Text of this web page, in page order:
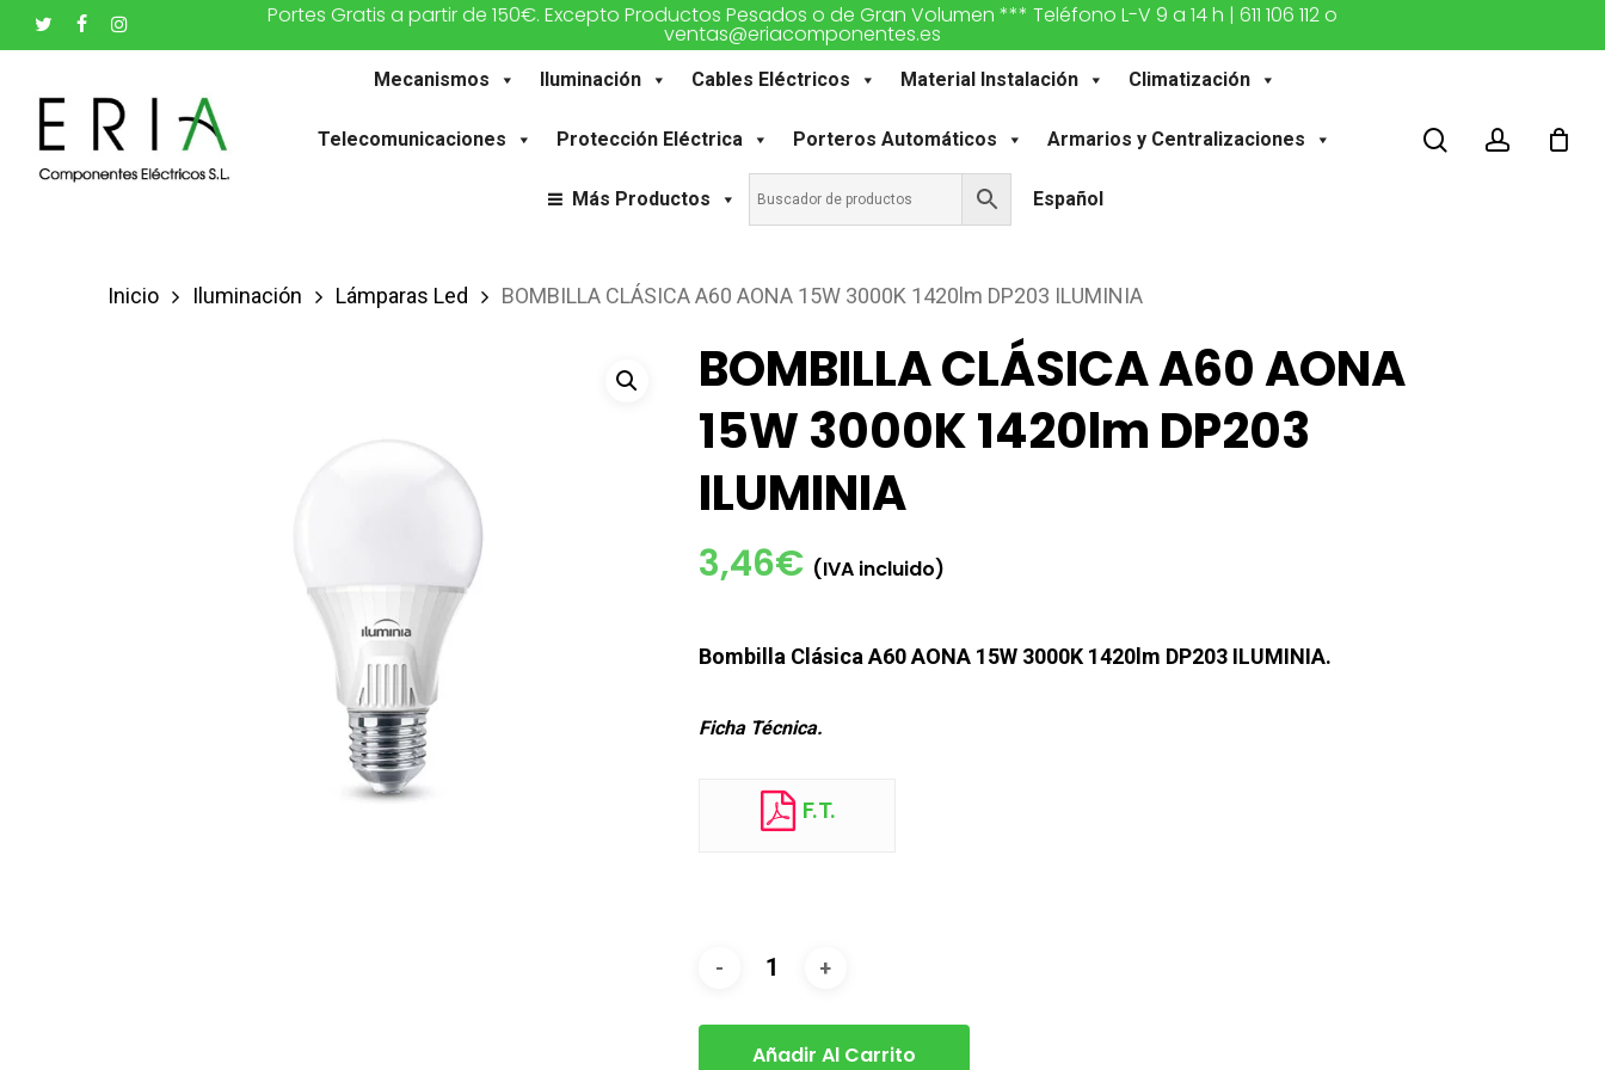
Saltar
al
contenido
principal
twitter facebookinstagram Portes Gratis a partir de 150€. Excepto Productos Pesados o de Gran Volumen *** Teléfono L-V 9 a 14 h | 611 106 112 o
ventas@eriacomponentes.es
Mecanismos Iluminación Cables Eléctricos Material Instalación Climatización
Telecomunicaciones Protección Eléctrica Porteros Automáticos Armarios y Centralizaciones
Más Productos Español
buscaraccount
Inicio Iluminación Lámparas Led BOMBILLA CLÁSICA A60 AONA 15W 3000K 1420lm DP203 ILUMINIA
BOMBILLA CLÁSICA A60 AONA
15W 3000K 1420lm DP203
ILUMINIA
3,46€ (IVA incluido)
Bombilla Clásica A60 AONA 15W 3000K 1420lm DP203 ILUMINIA.
Ficha Técnica.
F.T.
Añadir Al Carrito